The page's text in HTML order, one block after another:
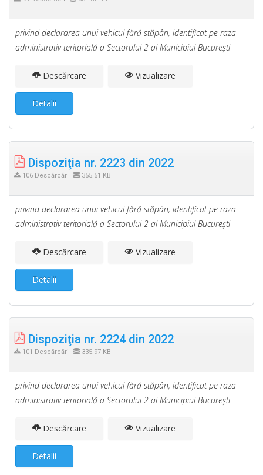
privind declararea unui vehicul fără stăpân, identificat pe raza
administrativ teritorială a Sectorului 2 al Municipiul Bucureşti
Descărcare Vizualizare
Detalii
Dispoziţia nr. 2223 din 2022
106 Descărcări 355.51 KB
privind declararea unui vehicul fără stăpân, identificat pe raza
administrativ teritorială a Sectorului 2 al Municipiul Bucureşti
Descărcare Vizualizare
Detalii
Dispoziţia nr. 2224 din 2022
101 Descărcări 335.97 KB
privind declararea unui vehicul fără stăpân, identificat pe raza
administrativ teritorială a Sectorului 2 al Municipiul Bucureşti
Descărcare Vizualizare
Detalii